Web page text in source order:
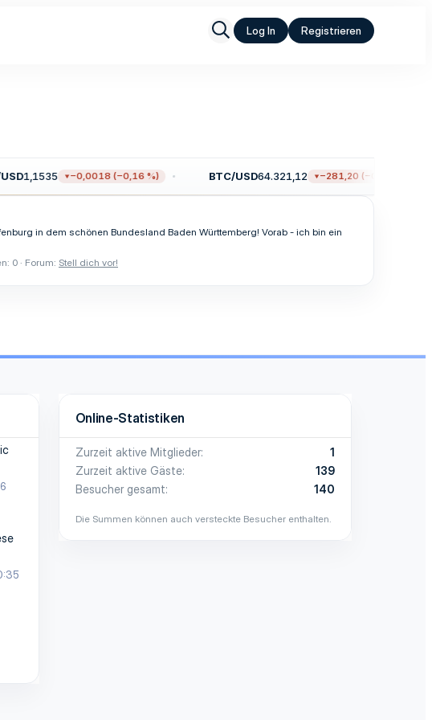
Log In Registrieren
1,1535 −0,0018 (−0,16 %) BTC/USD64.321,12 −281,20 (−0,44 %)
in dem schönen Bundesland Baden Württemberg! Vorab - ich bin ein
0 Forum: Stell dich vor!
Online-Statistiken
Zurzeit aktive Mitglieder
1
Zurzeit aktive Gäste
139
Besucher gesamt
140
Die Summen können auch versteckte Besucher enthalten.